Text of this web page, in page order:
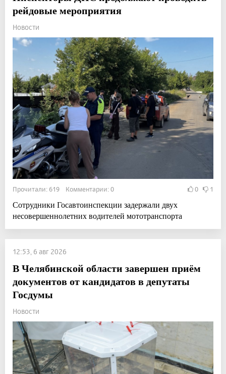
рейдовые мероприятия
Новости
Прочитали: 619 Комментарии: 0 0 1
Сотрудники Госавтоинспекции задержали двух
несовершеннолетних водителей мототранспорта
12:53, 6 авг 2026
В Челябинской области завершен приём
документов от кандидатов в депутаты
Госдумы
Новости